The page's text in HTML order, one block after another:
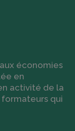
économies
en
activité de la
qui